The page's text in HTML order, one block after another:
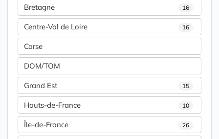
Bretagne 16
Centre-Val de Loire 16
Corse
DOM/TOM
Grand Est 15
Hauts-de-France 10
Île-de-France 26